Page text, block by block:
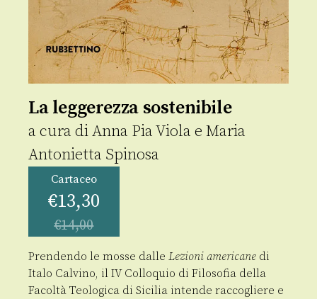
La leggerezza sostenibile
a cura diAnna Pia Viola e Maria
Antonietta Spinosa
Cartaceo
€13,30
€14,00
Prendendo le mosse dalle Lezioni americane di
Italo Calvino, il IV Colloquio di Filosofia della
Facoltà Teologica di Sicilia intende raccogliere e